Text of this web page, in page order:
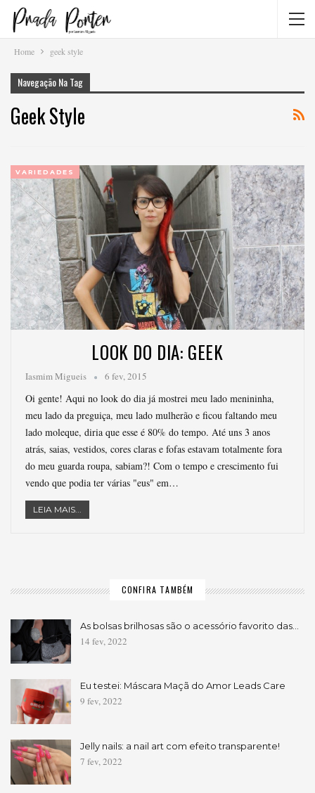
Home geek style
Navegação Na Tag
Geek Style
VARIEDADES
LOOK DO DIA: GEEK
Iasmim Migueis 6 fev, 2015
Oi gente! Aqui no look do dia já mostrei meu lado menininha,
meu lado da preguiça, meu lado mulherão e ficou faltando meu
lado moleque, diria que esse é 80% do tempo. Até uns 3 anos
atrás, saias, vestidos, cores claras e fofas estavam totalmente fora
do meu guarda roupa, sabiam?! Com o tempo e crescimento fui
vendo que podia ter várias "eus" em…
LEIA MAIS...
CONFIRA TAMBÉM
As bolsas brilhosas são o acessório favorito das…
14 fev, 2022
Eu testei: Máscara Maçã do Amor Leads Care
9 fev, 2022
Jelly nails: a nail art com efeito transparente!
7 fev, 2022